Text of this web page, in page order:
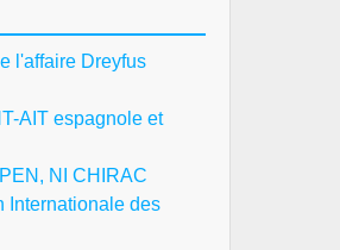
l'affaire Dreyfus
AIT espagnole et
NI CHIRAC
Internationale des